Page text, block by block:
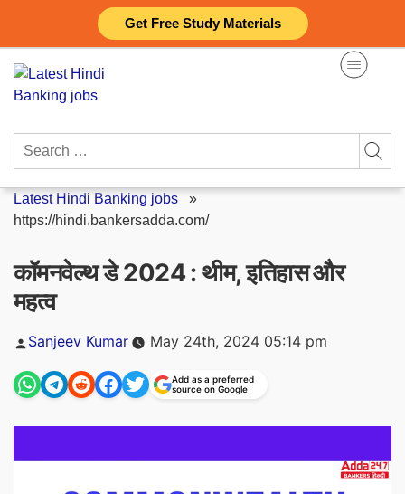
Get Free Study Materials
content
Search
Latest Hindi Banking jobs »
https://hindi.bankersadda.com/
कॉमनवेल्थ डे 2024 : थीम, इतिहास और
महत्व
Posted
Sanjeev Kumar May 24th, 2024 05:14 pm
Add as a preferred
source on Google